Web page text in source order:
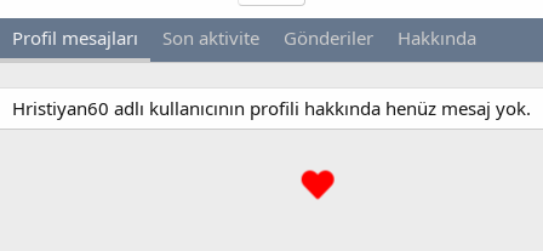
Profil mesajları Son aktivite Gönderiler Hakkında
Hristiyan60 adlı kullanıcının profili hakkında henüz mesaj yok.